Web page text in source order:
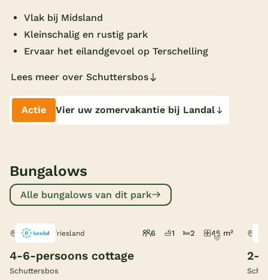
Alle populaire faciliteiten
Keuzehulp
Bestemmingen
Nederland
Limburg
Vlak bij Midsland
Kleinschalig en rustig park
Ervaar het eilandgevoel op Terschelling
Lees meer over Schuttersbos
Actie Vier uw zomervakantie bij Landal
Bungalows
Alle bungalows van dit park
Midsland, Friesland 6 1 2 45 m²
4-6-persoons cottage
Schuttersbos
2-